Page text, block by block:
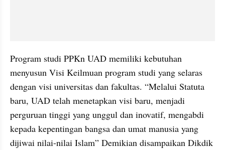
Program studi PPKn UAD memiliki kebutuhan
menyusun Visi Keilmuan program studi yang selaras
dengan visi universitas dan fakultas. “Melalui Statuta
baru, UAD telah menetapkan visi baru, menjadi
perguruan tinggi yang unggul dan inovatif, mengabdi
kepada kepentingan bangsa dan umat manusia yang
dijiwai nilai-nilai Islam” Demikian disampaikan Dikdik